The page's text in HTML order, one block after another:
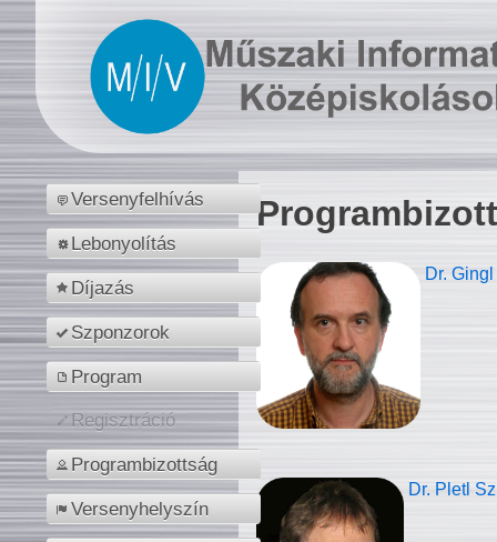
Versenyfelhívás
Lebonyolítás
Díjazás
Szponzorok
Program
Regisztráció
Programbizottság
Versenyhelyszín
Dr.
Dr. Pletl